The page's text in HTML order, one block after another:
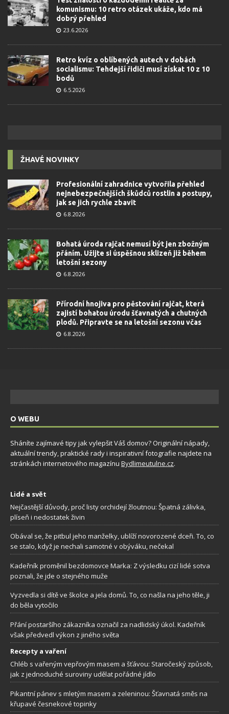
komunismu: 10 retro otázek ukáže, kdo má
dobrý přehled
23.6.2026
Retro kvíz o oblíbených autech v dobách
socialismu: Tehdejší řidiči musí získat 10 z 10
bodů
6.5.2026
ŽHAVÉ NOVINKY
Profesionální zahradnice vytvořila přehled
nejnebezpečnějších škůdců rostlin a postupy,
jak se jich rychle zbavit
6.8.2026
Bohatá úroda rajčat nemusí být jen zbožným
přáním. Užijte si úspěšnou sklizeň již během
letošní sezony
6.8.2026
Přírodní hnojiva pro pěstování rajčat, která
zajistí bohatou úrodu šťavnatých a chutných
plodů. Připravte se na letošní sezonu včas
6.8.2026
O WEBU
Sháníte zajímavé tipy jak vylepšit Váš domov? Originální nápady,
aktuální trendy, praktické rady i inspirativní fotografie najdete na
stránkách internetového magazínu Bydlimeutulne.cz.
Lidé a svět
Nejčastější důvody, proč listy orchidejí žloutnou: Špatná zálivka,
plíseň i nedostatek živin
Obával se, že pitbul jeho manželky, ublíží novorozené dceři. To, co
se stalo, když je nechali samotné v obýváku, nečekal
Kadeřník proměnil bezdomovce Marka: Z výsledku cizí lidé sotva
poznali, že jde o stejného muže
Vyzvedla si dítě ve školce a jela domů. To, co našla na jeho těle, ji
do běla vytočilo
Přání postaršího zákazníka označil za nadlidský úkol. Kadeřník
však předvedl výkon z jiného světa
Recepty a vaření
Chléb s vařeným vepřovým masem a šťávou: Staročeský způsob,
jak z jednoduché suroviny udělat pořádné jídlo
Pikantní pánev s mletým masem a zeleninou: Šťavnatá směs na
křupavé česnekové topinky